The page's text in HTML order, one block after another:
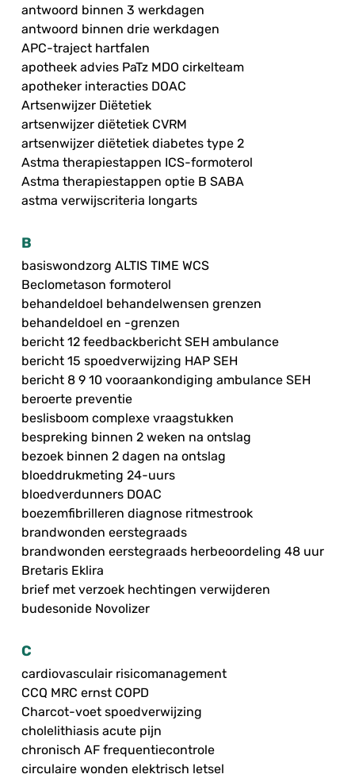
antwoord binnen 3 werkdagen
antwoord binnen drie werkdagen
APC-traject hartfalen
apotheek advies PaTz MDO cirkelteam
apotheker interacties DOAC
Artsenwijzer Diëtetiek
artsenwijzer diëtetiek CVRM
artsenwijzer diëtetiek diabetes type 2
Astma therapiestappen ICS-formoterol
Astma therapiestappen optie B SABA
astma verwijscriteria longarts
B
basiswondzorg ALTIS TIME WCS
Beclometason formoterol
behandeldoel behandelwensen grenzen
behandeldoel en -grenzen
bericht 12 feedbackbericht SEH ambulance
bericht 15 spoedverwijzing HAP SEH
bericht 8 9 10 vooraankondiging ambulance SEH
beroerte preventie
beslisboom complexe vraagstukken
bespreking binnen 2 weken na ontslag
bezoek binnen 2 dagen na ontslag
bloeddrukmeting 24-uurs
bloedverdunners DOAC
boezemfibrilleren diagnose ritmestrook
brandwonden eerstegraads
brandwonden eerstegraads herbeoordeling 48 uur
Bretaris Eklira
brief met verzoek hechtingen verwijderen
budesonide Novolizer
C
cardiovasculair risicomanagement
CCQ MRC ernst COPD
Charcot-voet spoedverwijzing
cholelithiasis acute pijn
chronisch AF frequentiecontrole
circulaire wonden elektrisch letsel